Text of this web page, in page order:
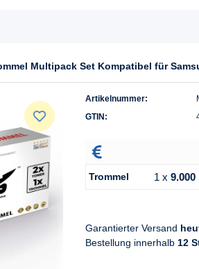
Multipack Set Kompatibel für
Artikelnummer:
GTIN:
Trommel 1 x 9.000
Garantierter Versand
Bestellung innerhalb 12